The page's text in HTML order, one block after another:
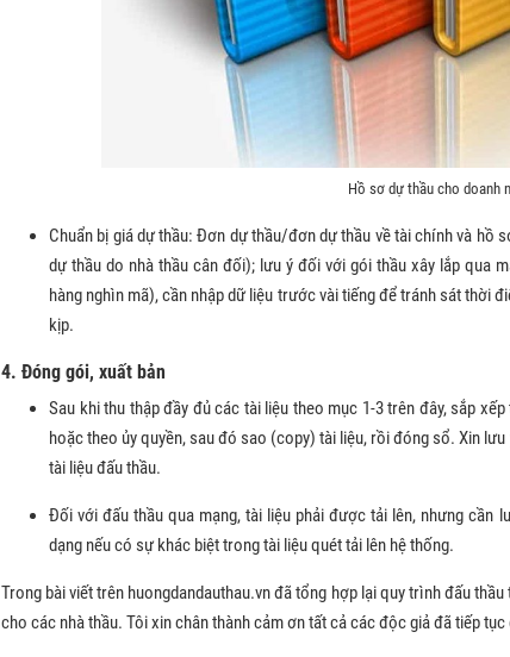
Hồ sơ dự thầu cho doanh
Chuẩn bị giá dự thầu: Đơn dự thầu/đơn dự thầu về tài chính và hồ
dự thầu do nhà thầu cân đối); lưu ý đối với gói thầu xây lắp qua
hàng nghìn mã), cần nhập dữ liệu trước vài tiếng để tránh sát thời
kịp.
4. Đóng gói, xuất bản
Sau khi thu thập đầy đủ các tài liệu theo mục 1-3 trên đây, sắp
hoặc theo ủy quyền, sau đó sao (copy) tài liệu, rồi đóng sổ. Xin
tài liệu đấu thầu.
Đối với đấu thầu qua mạng, tài liệu phải được tải lên, nhưng cần
dạng nếu có sự khác biệt trong tài liệu quét tải lên hệ thống.
Trong bài viết trên huongdandauthau.vn đã tổng hợp lại quy trình đấu
cho các nhà thầu. Tôi xin chân thành cảm ơn tất cả các độc giả đã tiếp tục